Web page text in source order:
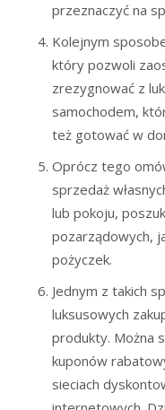
przeznaczyć na
Kolejnym
który pozwoli
zrezygnować z
samochodem,
też gotować w
Oprócz tego
sprzedaż
lub pokoju,
pozarządowych,
pożyczek.
Jednym z takich
luksusowych
produkty. Można
kuponów
sieciach